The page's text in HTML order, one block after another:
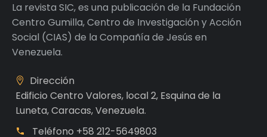
La revista SIC, es una publicación de la Fundación
Centro Gumilla, Centro de Investigación y Acción
Social (CIAS) de la Compañía de Jesús en
Venezuela.
Dirección
Edificio Centro Valores, local 2, Esquina de la
Luneta, Caracas, Venezuela.
Teléfono +58 212-5649803